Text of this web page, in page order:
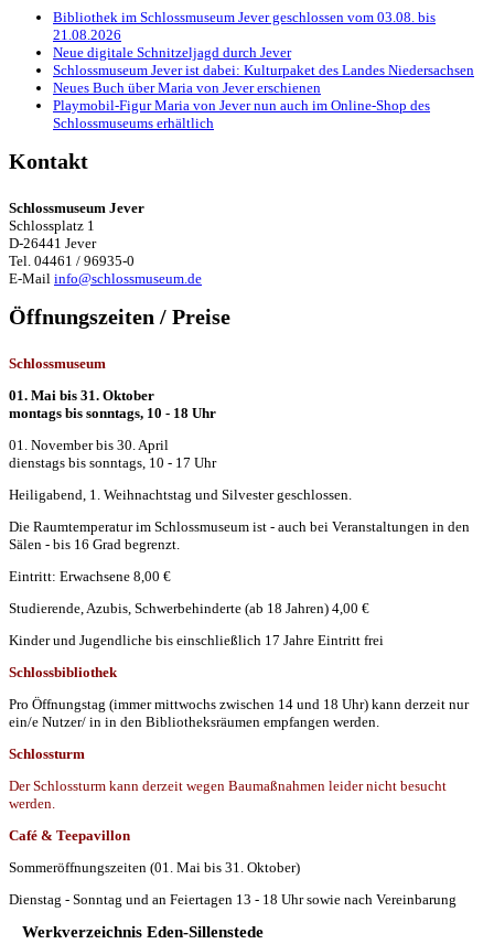
Bibliothek im Schlossmuseum Jever geschlossen vom 03.08. bis
21.08.2026
Neue digitale Schnitzeljagd durch Jever
Schlossmuseum Jever ist dabei: Kulturpaket des Landes Niedersachsen
Neues Buch über Maria von Jever erschienen
Playmobil-Figur Maria von Jever nun auch im Online-Shop des
Schlossmuseums erhältlich
Kontakt
Schlossmuseum Jever
Schlossplatz 1
D-26441 Jever
Tel. 04461 / 96935-0
E-Mail info@schlossmuseum.de
Öffnungszeiten / Preise
Schlossmuseum
01. Mai bis 31. Oktober
montags bis sonntags, 10 - 18 Uhr
01. November bis 30. April
dienstags bis sonntags, 10 - 17 Uhr
Heiligabend, 1. Weihnachtstag und Silvester geschlossen.
Die Raumtemperatur im Schlossmuseum ist - auch bei Veranstaltungen in den
Sälen - bis 16 Grad begrenzt.
Eintritt: Erwachsene 8,00 €
Studierende, Azubis, Schwerbehinderte (ab 18 Jahren) 4,00 €
Kinder und Jugendliche bis einschließlich 17 Jahre Eintritt frei
Schlossbibliothek
Pro Öffnungstag (immer mittwochs zwischen 14 und 18 Uhr) kann derzeit nur
ein/e Nutzer/ in in den Bibliotheksräumen empfangen werden.
Schlossturm
Der Schlossturm kann derzeit wegen Baumaßnahmen leider nicht besucht
werden.
Café & Teepavillon
Sommeröffnungszeiten (01. Mai bis 31. Oktober)
Dienstag - Sonntag und an Feiertagen 13 - 18 Uhr sowie nach Vereinbarung
Werkverzeichnis Eden-Sillenstede